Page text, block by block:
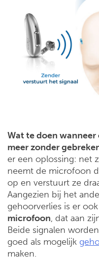
Wat te doen
meer zonder
er een oplossing: net
neemt de microfoon
op en verstuurt ze
Aangezien bij het
gehoorverlies is er
microfoon, dat aan
Beide signalen
goed als mogelijk
maken.